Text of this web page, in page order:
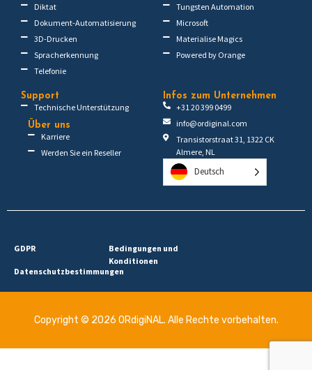
Diktat
Dokument-Automatisierung
3D-Drucken
Spracherkennung
Telefonie
Tungsten Automation
Microsoft
Materialise Magics
Powered by Orange
Support
Technische Unterstützung
Über uns
Karriere
Werden Sie ein Reseller
Infos zum Unternehmen
+31 20 399 0499
info@ordiginal.com
Transistorstraat 31, 1322 CK
Almere, NL
Deutsch
GDPR
Datenschutzbestimmungen
Bedingungen und
Konditionen
Copyright © 2026 ORdigiNAL. Alle Rechte vorbehalten.